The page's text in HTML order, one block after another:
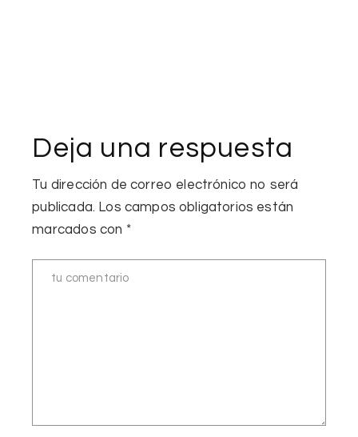
Deja una respuesta
Tu dirección de correo electrónico no será
publicada. Los campos obligatorios están
marcados con *